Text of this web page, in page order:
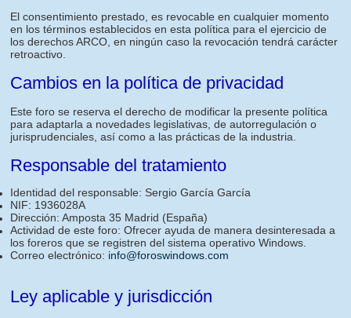
El consentimiento prestado, es revocable en cualquier momento
en los términos establecidos en esta política para el ejercicio de
los derechos ARCO, en ningún caso la revocación tendrá carácter
retroactivo.
Cambios en la política de privacidad
Este foro se reserva el derecho de modificar la presente política
para adaptarla a novedades legislativas, de autorregulación o
jurisprudenciales, así como a las prácticas de la industria.
Responsable del tratamiento
Identidad del responsable: Sergio García García
NIF: 1936028A
Dirección: Amposta 35 Madrid (España)
Actividad de este foro: Ofrecer ayuda de manera desinteresada a
los foreros que se registren del sistema operativo Windows.
Correo electrónico: info@foroswindows.com
Ley aplicable y jurisdicción